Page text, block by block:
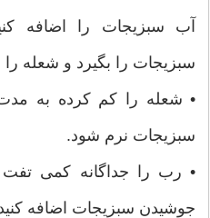
آب سبزیجات را اضافه
سبزیجات را بگیرد و شعله را
سبزیجات نرم شود.
• رب را جداگانه کمی
جوشیدن سبزیجات اضافه